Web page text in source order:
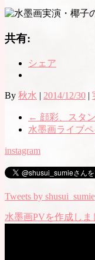
共有:
シェア
By 秋水 | 2014/12/30 |
← 顔彩、スタ
水墨画ライブ
instagram
Tweets by shusui_sumie
水墨画PVを作成しま